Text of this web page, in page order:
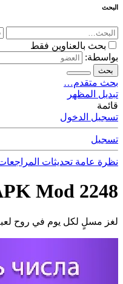
البحث
بحث بالعناوين فقط
بواسطة:
بحث
بحث متقدم…
تبديل المظهر
قائمة
تسجيل الدخول
تسجيل
نظرة عامة تحديثات
2248 Number Puzzle Block Game [Mod Diamonds] APK Mod
لغز مسلٍ لكل يوم في روح لعبة